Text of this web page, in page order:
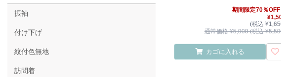
振袖
付け下げ
紋付色無地
訪問着
期間限定70％OFF
(税込
通常価格 ¥5,000 (税込
カゴに入れる